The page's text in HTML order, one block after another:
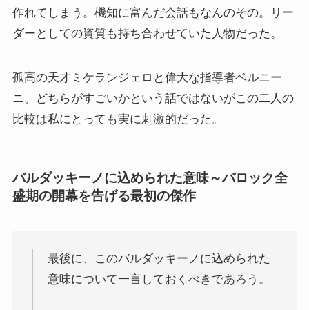
作れてしまう。機知に富んだ会話もなんのその。リー
ダーとしての資質も持ち合わせていた人物だった。
孤高の天才ミケランジェロと偉大な指導者ベルニー
ニ。どちらがすごいかという話ではないがこの二人の
比較は私にとっても実に刺激的だった。
バルダッキーノに込められた意味～バロック全
盛期の開幕を告げる最初の傑作
最後に、このバルダッキーノに込められた
意味について一言しておくべきであろう。